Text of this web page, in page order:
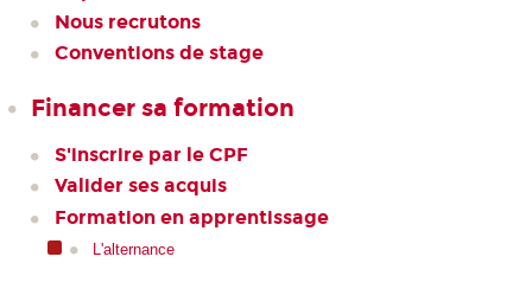
Nous recrutons
Conventions de stage
Financer sa formation
S'inscrire par le CPF
Valider ses acquis
Formation en apprentissage
L'alternance